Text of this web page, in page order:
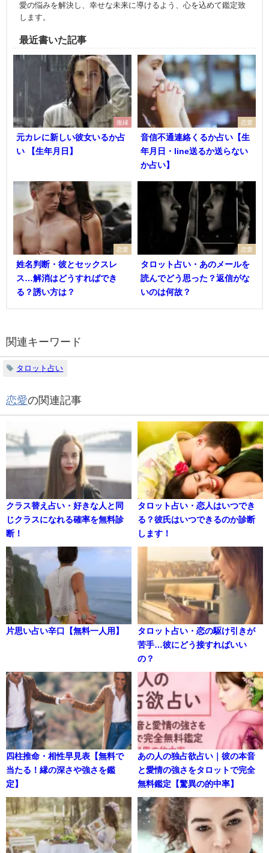
愛の悩みを解決し、幸せな未来に導けるよう、心を込めて鑑定致
します。
最近書いた記事
復縁
元カレに新しい彼女いるか占
い 【生年月日】
恋愛
音信不通連絡くるか占い【生
年月日・line送るか送らない
か占い】
恋愛
姓名判断・彼とセックスレ
ス…解消はどうすればでき
る？誘い方は？
恋愛
タロット占い・あのメールを
読んでどう思った？返信がな
いのは何故？
関連キーワード
タロット占い
恋愛の関連記事
クラス替え占い・好きな人と同
じクラスになれる確率を無料診
断！
タロット占い・恋人はいつでき
る？彼氏はいつできるのか診断
します！
片思い占い辛口【無料一人用】
タロット占い・恋の駆け引きが
苦手…彼にどう接すればいい
の？
四柱推命・相性早見表【無料で
当たる！縁の深さや強さを鑑
定】
あの人の独占欲占い｜彼の本音
と愛情の強さをタロットで完全
無料鑑定【驚異の的中率】